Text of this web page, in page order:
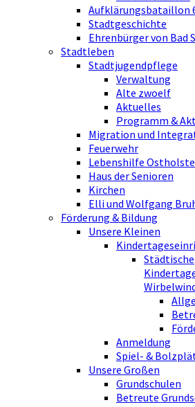
Aufklärungsbataillon
Stadtgeschichte
Ehrenbürger von Bad
Stadtleben
Stadtjugendpflege
Verwaltung
Alte zwoelf
Aktuelles
Programm &
Migration und
Feuerwehr
Lebenshilfe
Haus der Senioren
Kirchen
Elli und Wolfgang
Förderung & Bildung
Unsere Kleinen
Städtische
Anmeldung
Spiel- &
Unsere Großen
Grundschulen
Betreute